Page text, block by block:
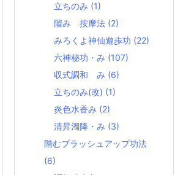
立ちのみ (1)
階み 按摩法 (2)
みろくよ神仙遊歩功 (22)
六神秘功・み (107)
収式調和 み (6)
立ちのみ(改) (1)
炎色水香み (2)
清昇濁降・み (3)
階むブラッシュアップ功法
(6)